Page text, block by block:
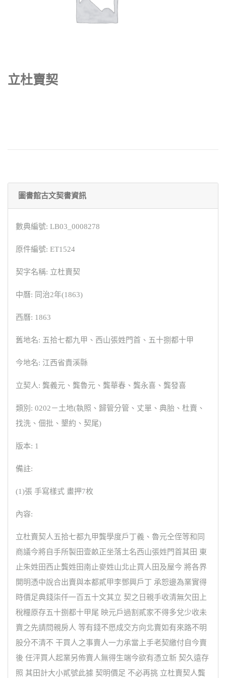
立杜賣契
圖書館古文契書資訊
數典編號: LB03_0008278
原件編號: ET1524
契字名稱: 立杜賣契
中曆: 同治2年(1863)
西曆: 1863
舊地名: 五拾七都九甲、西山張姓門首、五十捌都十甲
今地名: 江西省貴溪縣
立契人: 龔義元、龔魯元、龔華春、龔永喜、龔發喜
類別: 0202－土地(執照、歸管分管、丈單、典胎、杜賣、
找洗、佃批、墾約、契尾)
版本: 1
備註:
(1)張 手寫樣式 畫押7枚
內容:
立杜賣契人五拾七都九甲龔學度戶丁義、魯元仝侄等和同
商議今將自手所製田壹畝正坐落土名西山張姓門首其田 東
止朱姓田西止龔姓田南止麥姓山北止買人田及屋今 將各界
開明憑中說合出賣與本都貳甲李鄧興戶丁 承恕邊為業實得
時價足典錢柒仟一百五十文其立 契之日親手收清無欠田上
稅糧原存五十捌都十甲尾 映元戶過割貳家不得多兌少收未
賣之先請問親房人 等有錢不愿成交方向北賣如有來路不明
股分不清不 干買人之事賣人一力承當上手老契繳付自今賣
後 任泙買人起業另佈賣人無得生端今欲有憑立新 契久遠存
照 其田計大小貳號此據 契明價足 不必再挑 立杜賣契人龔